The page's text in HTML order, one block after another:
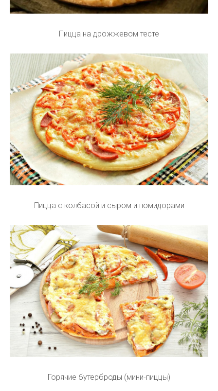
Пицца на дрожжевом тесте
Пицца с колбасой и сыром и помидорами
Горячие бутерброды (мини-пиццы)